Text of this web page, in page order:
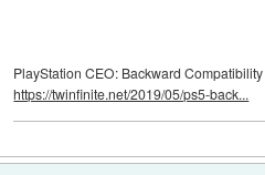
PlayStation CEO: Backward
https://twinfinite.net/2019/05/ps5-back...